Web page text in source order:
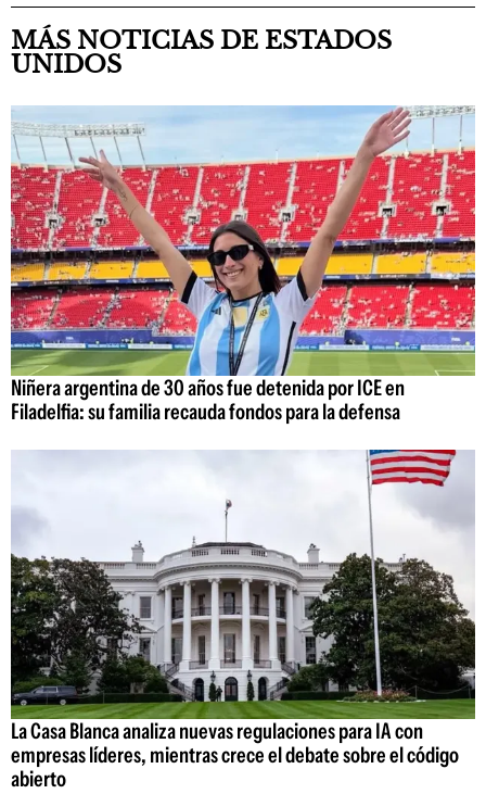
MÁS NOTICIAS DE ESTADOS
UNIDOS
Niñera argentina de 30 años fue detenida por ICE en
Filadelfia: su familia recauda fondos para la defensa
La Casa Blanca analiza nuevas regulaciones para IA con
empresas líderes, mientras crece el debate sobre el código
abierto